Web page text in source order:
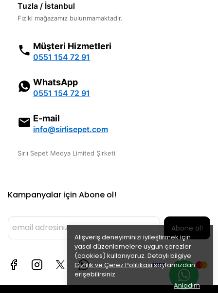
Alışveriş deneyiminizi iyileştirmek için
yasal düzenlemelere uygun çerezler
(cookies) kullanıyoruz. Detaylı bilgiye
Gizlilik ve Çerez Politikasısayfamızdan
erişebilirsiniz.
Anladım
Tuzla / İstanbul
Fiziki mağazamız bulunmamaktadır.
Müşteri Hizmetleri
0551 154 72 91
WhatsApp
0551 154 72 91
E-mail
info@sirlisepet.com
Sırlı Sepet Medya Limited Şirketi
Kampanyalar için Abone ol!
Abone ol!